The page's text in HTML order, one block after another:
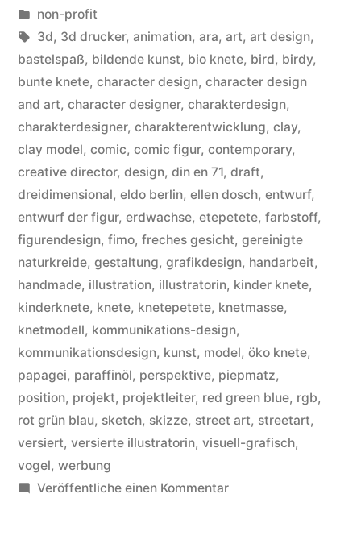
von
Veröffentlicht
in
non-profit
Schlagwörter:
3d, 3d drucker, animation, ara, art, art design,
bastelspaß, bildende kunst, bio knete, bird, birdy,
bunte knete, character design, character design
and art, character designer, charakterdesign,
charakterdesigner, charakterentwicklung, clay,
clay model, comic, comic figur, contemporary,
creative director, design, din en 71, draft,
dreidimensional, eldo berlin, ellen dosch, entwurf,
entwurf der figur, erdwachse, etepetete, farbstoff,
figurendesign, fimo, freches gesicht, gereinigte
naturkreide, gestaltung, grafikdesign, handarbeit,
handmade, illustration, illustratorin, kinder knete,
kinderknete, knete, knetepetete, knetmasse,
knetmodell, kommunikations-design,
kommunikationsdesign, kunst, model, öko knete,
papagei, paraffinöl, perspektive, piepmatz,
position, projekt, projektleiter, red green blue, rgb,
rot grün blau, sketch, skizze, street art, streetart,
versiert, versierte illustratorin, visuell-grafisch,
vogel, werbung
Veröffentliche einen Kommentarzu